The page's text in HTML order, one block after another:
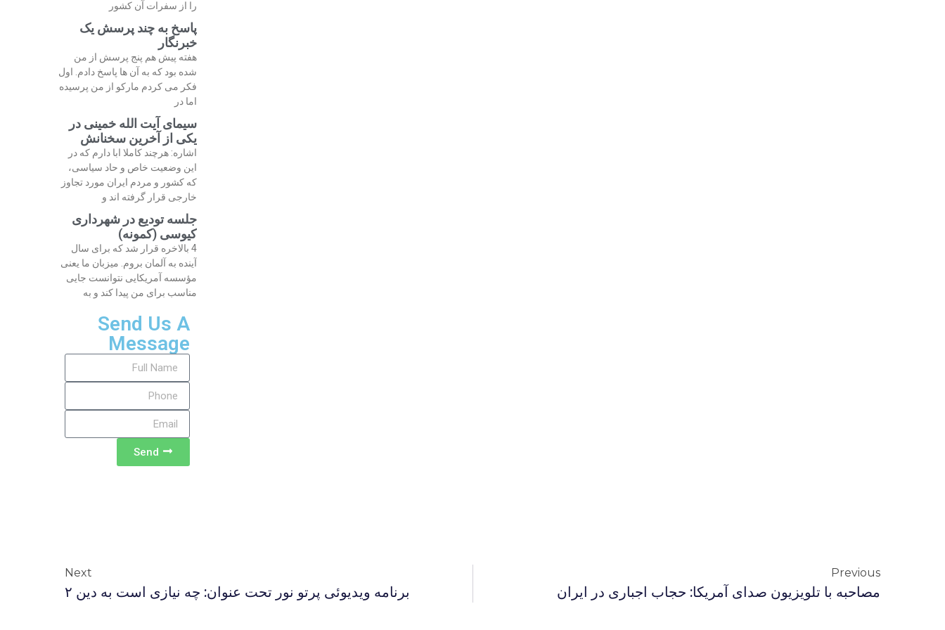
را از سفرات آن کشور
پاسخ به چند پرسش یک
خبرنگار
هفته پیش هم پنج پرسش از من
شده بود که به آن ها پاسخ دادم. اول
فکر می کردم مارکو از من پرسیده
اما در
سیمای آیت الله خمینی در
یکی از آخرین سخنانش
اشاره: هرچند کاملا ابا دارم که در
این وضعیت خاص و حاد سیاسی،
که کشور و مردم ایران مورد تجاوز
خارجی قرار گرفته اند و
جلسه تودیع در شهرداری
کیوسی (کمونه)
4 بالاخره قرار شد که برای سال
آینده به آلمان بروم. میزبان ما یعنی
مؤسسه آمریکایی نتوانست جایی
مناسب برای من پیدا کند و به
Send Us A
Message
Send
Previous
مصاحبه با تلویزیون صدای آمریکا: حجاب اجباری در ایران
Next
برنامه ويديوئى پرتو نور تحت عنوان: چه نيازى است به دين ۲